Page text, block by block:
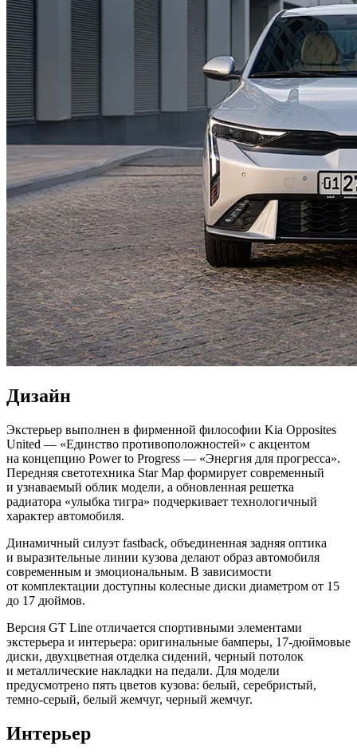
Дизайн
Экстерьер выполнен в фирменной философии Kia Opposites
United — «Единство противоположностей» с акцентом
на концепцию Power to Progress — «Энергия для прогресса».
Передняя светотехника Star Map формирует современный
и узнаваемый облик модели, а обновленная решетка
радиатора «улыбка тигра» подчеркивает технологичный
характер автомобиля.
Динамичный силуэт fastback, объединенная задняя оптика
и выразительные линии кузова делают образ автомобиля
современным и эмоциональным. В зависимости
от комплектации доступны колесные диски диаметром от 15
до 17 дюймов.
Версия GT Line отличается спортивными элементами
экстерьера и интерьера: оригинальные бамперы, 17-дюймовые
диски, двухцветная отделка сидений, черный потолок
и металлические накладки на педали. Для модели
предусмотрено пять цветов кузова: белый, серебристый,
темно-серый, белый жемчуг, черный жемчуг.
Интерьер